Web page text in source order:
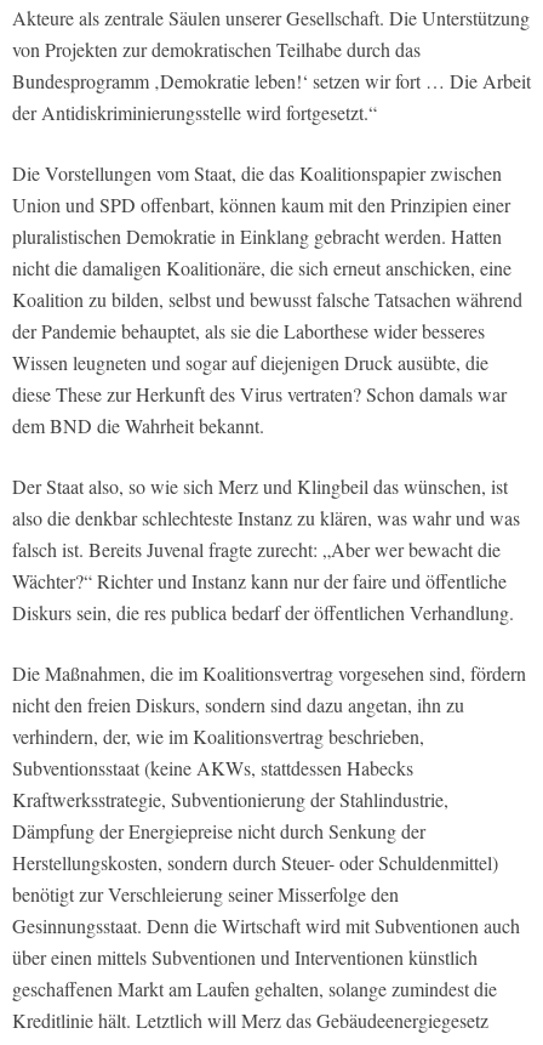
Akteure als zentrale Säulen unserer Gesellschaft. Die Unterstützung
von Projekten zur demokratischen Teilhabe durch das
Bundesprogramm ‚Demokratie leben!‘ setzen wir fort … Die Arbeit
der Antidiskriminierungsstelle wird fortgesetzt.“
Die Vorstellungen vom Staat, die das Koalitionspapier zwischen
Union und SPD offenbart, können kaum mit den Prinzipien einer
pluralistischen Demokratie in Einklang gebracht werden. Hatten
nicht die damaligen Koalitionäre, die sich erneut anschicken, eine
Koalition zu bilden, selbst und bewusst falsche Tatsachen während
der Pandemie behauptet, als sie die Laborthese wider besseres
Wissen leugneten und sogar auf diejenigen Druck ausübte, die
diese These zur Herkunft des Virus vertraten? Schon damals war
dem BND die Wahrheit bekannt.
Der Staat also, so wie sich Merz und Klingbeil das wünschen, ist
also die denkbar schlechteste Instanz zu klären, was wahr und was
falsch ist. Bereits Juvenal fragte zurecht: „Aber wer bewacht die
Wächter?“ Richter und Instanz kann nur der faire und öffentliche
Diskurs sein, die res publica bedarf der öffentlichen Verhandlung.
Die Maßnahmen, die im Koalitionsvertrag vorgesehen sind, fördern
nicht den freien Diskurs, sondern sind dazu angetan, ihn zu
verhindern, der, wie im Koalitionsvertrag beschrieben,
Subventionsstaat (keine AKWs, stattdessen Habecks
Kraftwerksstrategie, Subventionierung der Stahlindustrie,
Dämpfung der Energiepreise nicht durch Senkung der
Herstellungskosten, sondern durch Steuer- oder Schuldenmittel)
benötigt zur Verschleierung seiner Misserfolge den
Gesinnungsstaat. Denn die Wirtschaft wird mit Subventionen auch
über einen mittels Subventionen und Interventionen künstlich
geschaffenen Markt am Laufen gehalten, solange zumindest die
Kreditlinie hält. Letztlich will Merz das Gebäudeenergiegesetz